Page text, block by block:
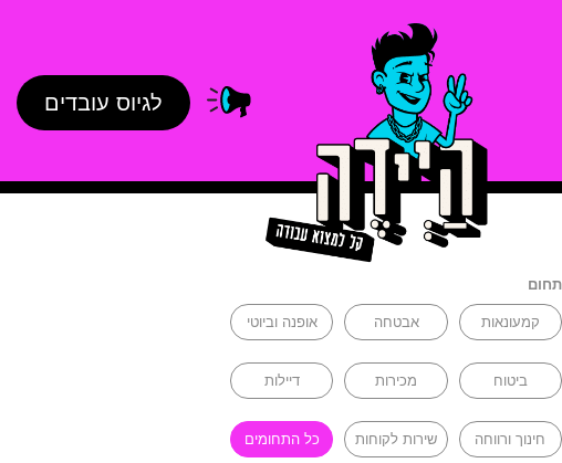
לגיוס עובדים
תחום
קמעונאות אבטחה אופנה וביוטי
ביטוח מכירות דיילות
חינוך ורווחה שירות לקוחות כל התחומים